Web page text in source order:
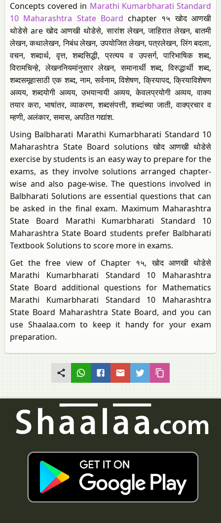
Concepts covered in Marathi Kumarbharati Standard
10 Maharashtra State Board chapter १५ खोद आणखी
थोडेसे are खोद आणखी थोडेसे, सारांश लेखन, जाहिरात लेखन, बातमी
लेखन, कथालेखन, निबंध लेखन, उपयोजित लेखन, पत्रलेखन, लिंग बदला,
वचन, शब्दार्थ, वृत्त, शब्दसिद्धी, प्रत्यय व उपसर्ग, पारिभाषिक शब्द,
विरामचिन्हे, लेखननियमांनुसार लेखन, समानार्थी शब्द, विरुद्धार्थी शब्द,
शब्दसमूहासाठी एक शब्द, नाम, सर्वनाम, विशेषण, क्रियापद, क्रियाविशेषण
अव्यय, शब्दयोगी अव्यय, उभयान्वयी अव्यय, केवलप्रयोगी अव्यय, वाक्य
तयार करा, भाषांतर, व्याकरण, शब्दसंपत्ती, शब्दांच्या जाती, वाक्प्रचार व
म्हणी, अलंकार, समास, अपठित गद्यांश.
Using Balbharati Marathi Kumarbharati Standard 10
Maharashtra State Board solutions खोद आणखी थोडेसे
exercise by students is an easy way to prepare for the
exams, as they involve solutions arranged chapter-
wise and also page-wise. The questions involved in
Balbharati Solutions are essential questions that can
be asked in the final exam. Maximum Maharashtra
State Board Marathi Kumarbharati Standard 10
Maharashtra State Board students prefer Balbharati
Textbook Solutions to score more in exams.
Get the free view of Chapter १५, खोद आणखी थोडेसे
Marathi Kumarbharati Standard 10 Maharashtra
State Board additional questions for Mathematics
Marathi Kumarbharati Standard 10 Maharashtra
State Board Maharashtra State Board, and you can
use Shaalaa.com to keep it handy for your exam
preparation.